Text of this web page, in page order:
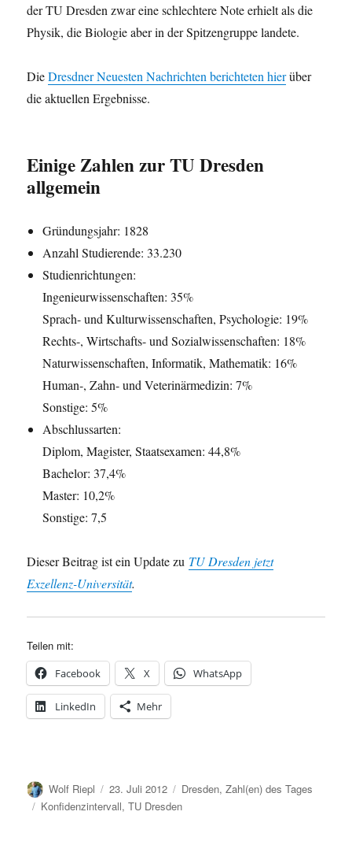
der TU Dresden zwar eine schlechtere Note erhielt als die
Physik, die Biologie aber in der Spitzengruppe landete.
DieDresdner Neuesten Nachrichten berichteten hierüber
die aktuellen Ergebnisse.
Einige Zahlen zur TU Dresden
allgemein
Gründungsjahr: 1828
Anzahl Studierende: 33.230
Studienrichtungen:
Ingenieurwissenschaften: 35%
Sprach- und Kulturwissenschaften, Psychologie: 19%
Rechts-, Wirtschafts- und Sozialwissenschaften: 18%
Naturwissenschaften, Informatik, Mathematik: 16%
Human-, Zahn- und Veterinärmedizin: 7%
Sonstige: 5%
Abschlussarten:
Diplom, Magister, Staatsexamen: 44,8%
Bachelor: 37,4%
Master: 10,2%
Sonstige: 7,5
Dieser Beitrag ist ein Update zu TU Dresden jetzt
Exzellenz-Universität.
Teilen mit:
Facebook X WhatsApp
LinkedIn Mehr
Autor
Wolf Riepl
Veröffentlicht
am
23. Juli 2012 Kategorien
Dresden,Zahl(en) des Tages
Schlagwörter
Konfidenzintervall,TU Dresden